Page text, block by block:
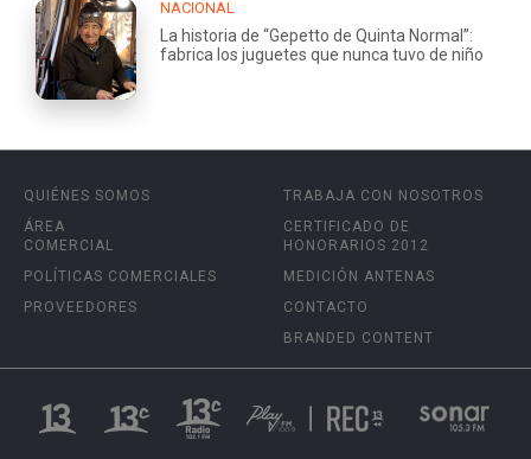
NACIONAL
La historia de “Gepetto de Quinta Normal”:
fabrica los juguetes que nunca tuvo de niño
QUIÉNES SOMOS
ÁREA
COMERCIAL
POLÍTICAS COMERCIALES
PROVEEDORES
TRABAJA CON NOSOTROS
CERTIFICADO DE
HONORARIOS 2012
MEDICIÓN ANTENAS
CONTACTO
BRANDED CONTENT